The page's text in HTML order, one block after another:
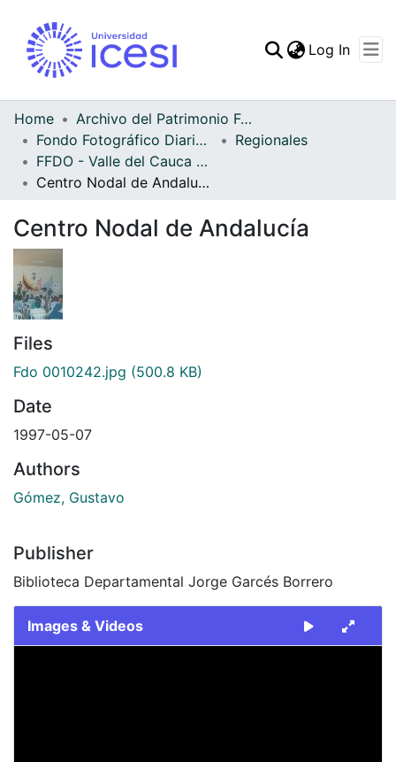
Statistics
Log In
Home
Archivo del Patrimonio Fotográfico y Fílmico del Valle del Cauca
Fondo Fotográfico Diario Occidente
Regionales
FFDO - Valle del Cauca - Patrimonial
Centro Nodal de Andalucía
Centro Nodal de Andalucía
Files
Fdo 0010242.jpg (500.8 KB)
Date
1997-05-07
Authors
Gómez, Gustavo
Publisher
Biblioteca Departamental Jorge Garcés Borrero
Images & Videos